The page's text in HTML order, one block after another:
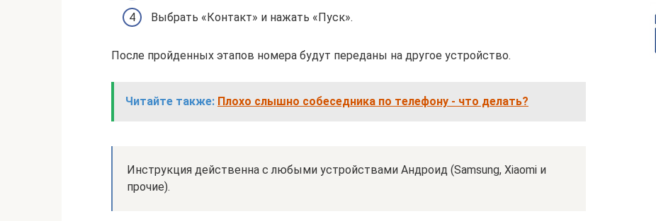
Выбрать «Контакт» и нажать «Пуск».
После пройденных этапов номера будут переданы на другое устройство.
Читайте также: Плохо слышно собеседника по телефону - что делать?
Инструкция действенна с любыми устройствами Андроид (Samsung, Xiaomi и
прочие).